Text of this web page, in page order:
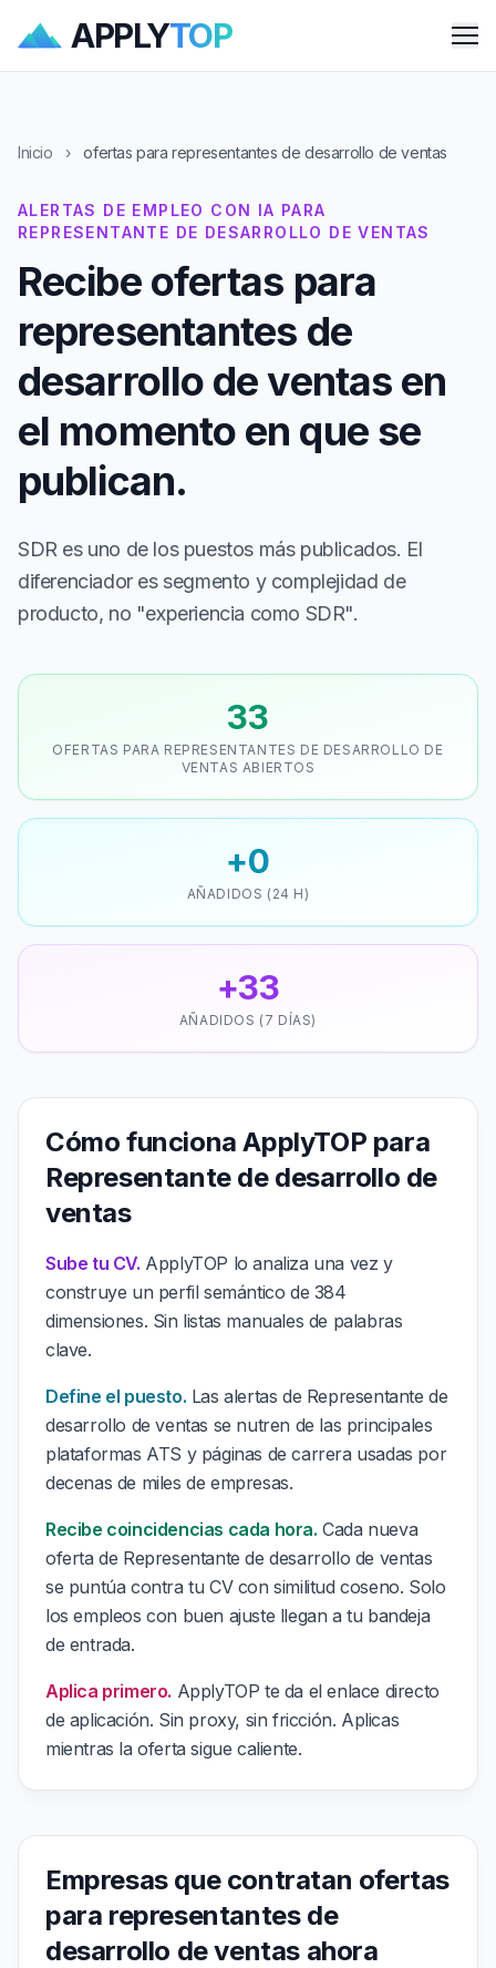
APPLYTOP
Inicio › ofertas para representantes de desarrollo de ventas
ALERTAS DE EMPLEO CON IA PARA
REPRESENTANTE DE DESARROLLO DE VENTAS
Recibe ofertas para
representantes de
desarrollo de ventas en
el momento en que se
publican.
SDR es uno de los puestos más publicados. El
diferenciador es segmento y complejidad de
producto, no "experiencia como SDR".
33
OFERTAS PARA REPRESENTANTES DE DESARROLLO DE
VENTAS ABIERTOS
+0
AÑADIDOS (24 H)
+33
AÑADIDOS (7 DÍAS)
Cómo funciona ApplyTOP para
Representante de desarrollo de
ventas
Sube tu CV. ApplyTOP lo analiza una vez y
construye un perfil semántico de 384
dimensiones. Sin listas manuales de palabras
clave.
Define el puesto. Las alertas de Representante de
desarrollo de ventas se nutren de las principales
plataformas ATS y páginas de carrera usadas por
decenas de miles de empresas.
Recibe coincidencias cada hora. Cada nueva
oferta de Representante de desarrollo de ventas
se puntúa contra tu CV con similitud coseno. Solo
los empleos con buen ajuste llegan a tu bandeja
de entrada.
Aplica primero. ApplyTOP te da el enlace directo
de aplicación. Sin proxy, sin fricción. Aplicas
mientras la oferta sigue caliente.
Empresas que contratan ofertas
para representantes de
desarrollo de ventas ahora